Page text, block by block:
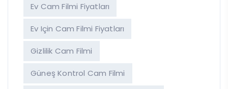
Ev Cam Filmi Fiyatları
Ev Için Cam Filmi Fiyatları
Gizlilik Cam Filmi
Güneş Kontrol Cam Filmi